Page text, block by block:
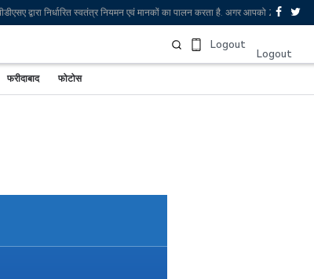
द्वारा निर्धारित स्वतंत्र नियमन एवं मानकों का पालन करता है. अगर आपको Zee
Logout
Logout
फरीदाबाद फोटोस